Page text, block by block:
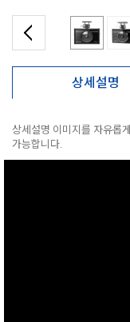
상세설명
상세설명 이미지를 자유롭
가능합니다.